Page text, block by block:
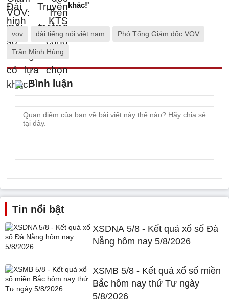
khác!'
vov đài tiếng nói việt nam Phó Tổng Giám đốc VOV
Trần Minh Hùng
Bình luận
Tin nổi bật
XSDNA 5/8 - Kết quả xổ số Đà
Nẵng hôm nay 5/8/2026
XSMB 5/8 - Kết quả xổ số miền
Bắc hôm nay thứ Tư ngày
5/8/2026